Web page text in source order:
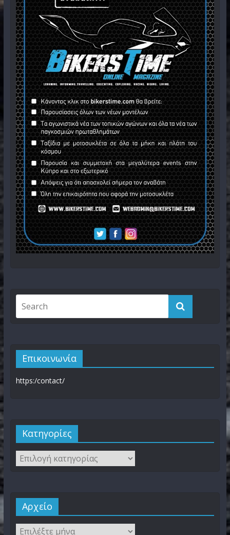
Επικοινωνία
https:/contact/
Kατηγορίες
Αρχείο